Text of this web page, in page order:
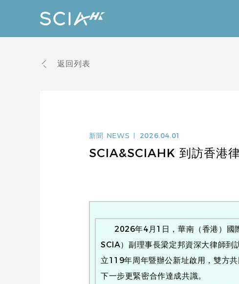
返回列表
新聞 NEWS 2026.04.01
SCIA&SCIAHK 到訪香港
2026年4月1日，華南（香港）國際
SCIA）副理事長梁定邦資深大律師到
立119年周年暨辦公新址啟用，雙方
下一步更緊密合作達成共識。